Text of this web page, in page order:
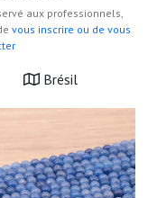
aux professionnels,
vous inscrire ou de vous
Brésil